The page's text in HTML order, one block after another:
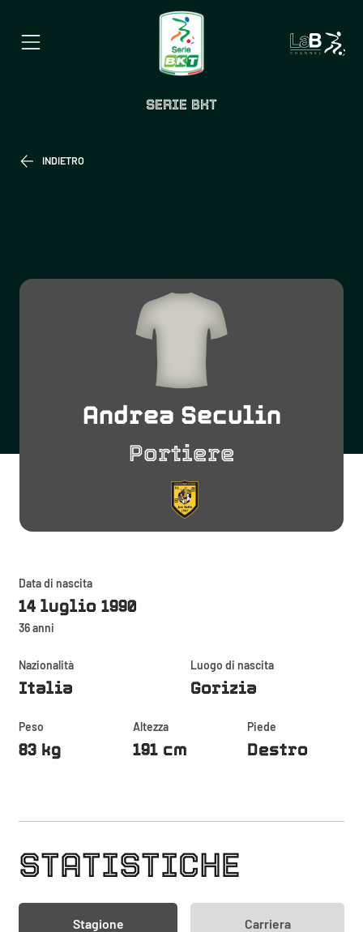
SERIE BKT
INDIETRO
Andrea Seculin
Portiere
Data di nascita
14 luglio 1990
36 anni
Nazionalità
Italia
Luogo di nascita
Gorizia
Peso
83 kg
Altezza
191 cm
Piede
Destro
STATISTICHE
Stagione Carriera